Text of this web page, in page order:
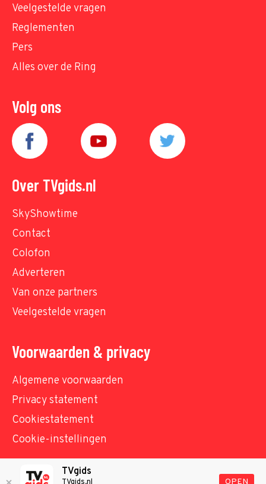
Veelgestelde vragen
Reglementen
Pers
Alles over de Ring
Volg ons
Over TVgids.nl
SkyShowtime
Contact
Colofon
Adverteren
Van onze partners
Veelgestelde vragen
Voorwaarden & privacy
Algemene voorwaarden
Privacy statement
Cookiestatement
Cookie-instellingen
© TVgids.nl 2026 - All rights reserved. No text and
TVgids
OPEN